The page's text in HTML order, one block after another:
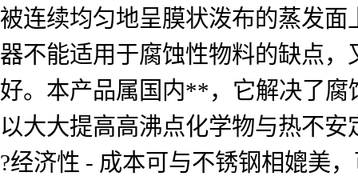
被连续均匀地呈膜状泼布的蒸发
器不能适用于腐蚀性物料的缺点
好。本产品属国内**，它解决了
以大大提高高沸点化学物与热不
?经济性 - 成本可与不锈钢相媲美